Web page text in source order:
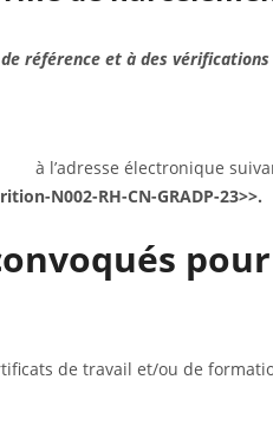
référence et à des
à l’adresse électronique
N002-RH-CN-GRADP-23>>.
de travail et/ou de